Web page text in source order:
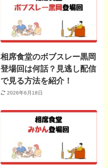
相席食堂のボブスレー黒岡
登場回は何話？見逃し配信
で見る方法を紹介！
2026年6月18日